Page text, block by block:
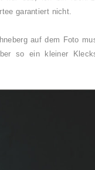
garantiert nicht.
auf dem Foto
so ein kleiner